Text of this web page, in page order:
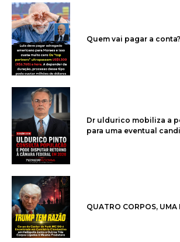
Quem vai pagar a
Dr uldurico mobiliza a
para uma eventual
QUATRO CORPOS, UMA